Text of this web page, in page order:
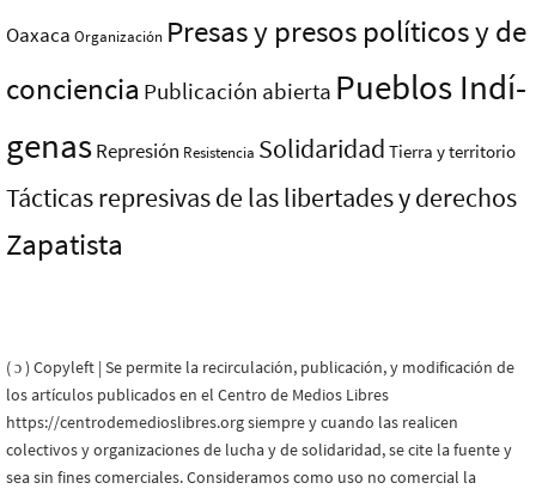
Oaxaca Organización Presas y presos polí­ticos y de
conciencia Publicación abierta Pueblos Indí­
genasRepresión Resistencia Solidaridad Tierra y territorio
Tácticas represivas de las libertades y derechos
Zapatista
( ɔ ) Copyleft | Se permite la recirculación, publicación, y modificación de
los artículos publicados en el Centro de Medios Libres
https://centrodemedioslibres.org siempre y cuando las realicen
colectivos y organizaciones de lucha y de solidaridad, se cite la fuente y
sea sin fines comerciales. Consideramos como uso no comercial la